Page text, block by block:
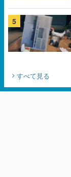
5
すべて見る